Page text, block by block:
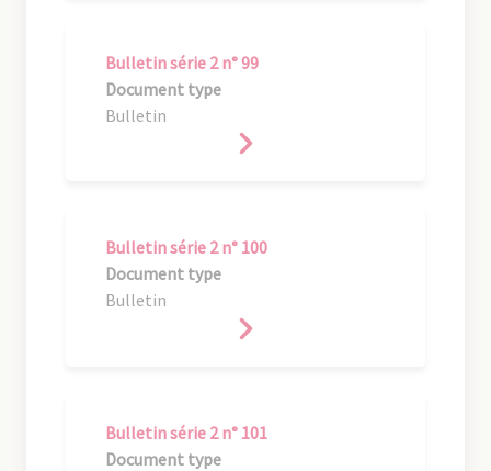
Bulletin série 2 n° 99
Document type
Bulletin
Bulletin série 2 n° 100
Document type
Bulletin
Bulletin série 2 n° 101
Document type